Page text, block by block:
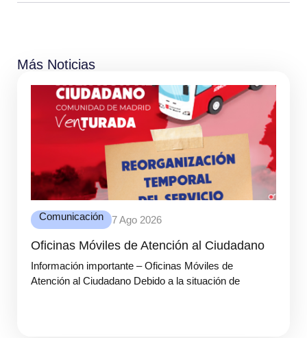
Más Noticias
Comunicación 7 Ago 2026
Oficinas Móviles de Atención al Ciudadano
Información importante – Oficinas Móviles de
Atención al Ciudadano Debido a la situación de